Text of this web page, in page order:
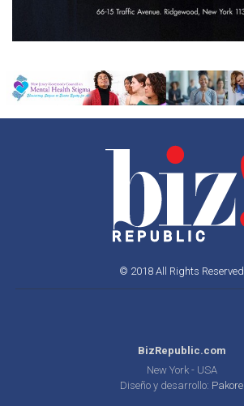
© 2018 All Rights Reserved
BizRepublic.com
New York - USA
Diseño y desarrollo: Pakore